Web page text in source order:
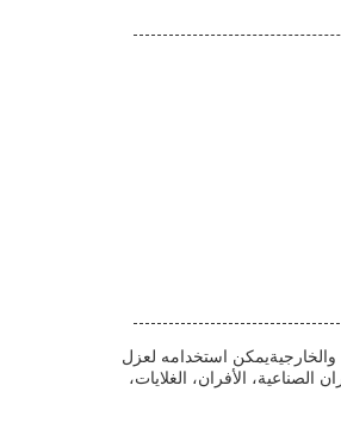
استخدامه لعزل
الأفران، الغلايات،